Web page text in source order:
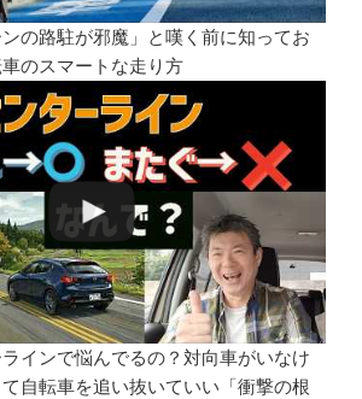
ンの路駐が邪魔」と嘆く前に知ってお
のスマートな走り方
インで悩んでるの？対向車がいなけ
自転車を追い抜いていい「衝撃の根